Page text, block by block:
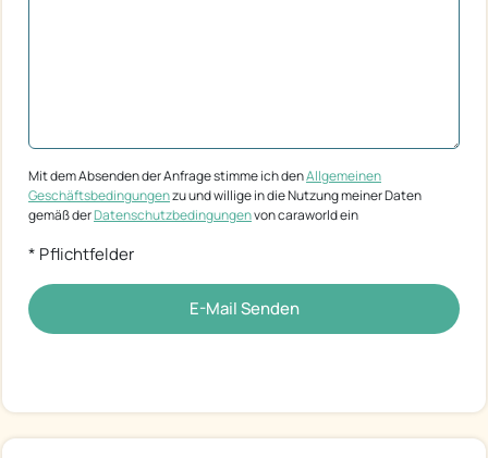
Mit dem Absenden der Anfrage stimme ich denAllgemeinen
Geschäftsbedingungenzu und willige in die Nutzung meiner Daten
gemäß derDatenschutzbedingungenvon caraworld ein
* Pflichtfelder
E-Mail Senden